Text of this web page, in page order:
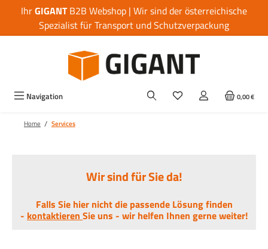
Zum Hauptinhalt springen
IhrGIGANTB2B Webshop | Wir sind der österreichische
Spezialist für Transport und Schutzverpackung
Navigation 0,00 €
Home / Services
Wir sind für Sie da!
Falls Sie hier nicht die passende Lösung finden
- kontaktieren Sie uns - wir helfen Ihnen gerne weiter!